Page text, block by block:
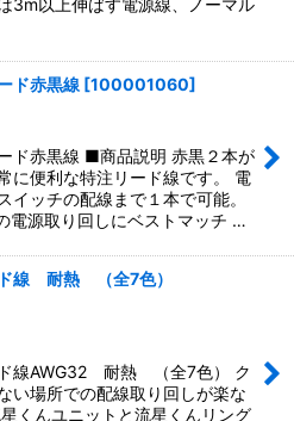
ド赤黒線 [100001060]
ド赤黒線 ■商品説明 赤黒２本が
に便利な特注リード線です。 電
イッチの配線まで１本で可能。
電源取り回しにベストマッチ …
ド線 耐熱 （全7色）
線AWG32 耐熱 （全7色） ク
い場所での配線取り回しが楽な
くんユニットと流星くんリング